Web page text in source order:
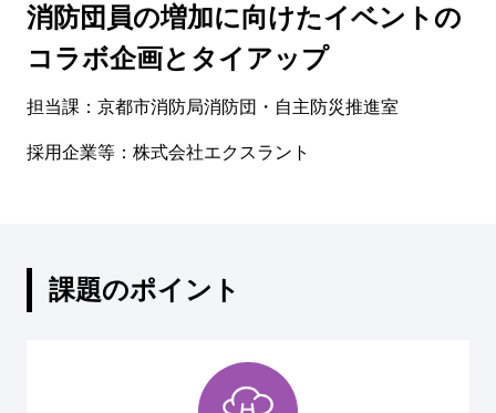
消防団員の増加に向けたイベントの
コラボ企画とタイアップ
担当課：京都市消防局消防団・自主防災推進室
採用企業等：株式会社エクスラント
課題のポイント